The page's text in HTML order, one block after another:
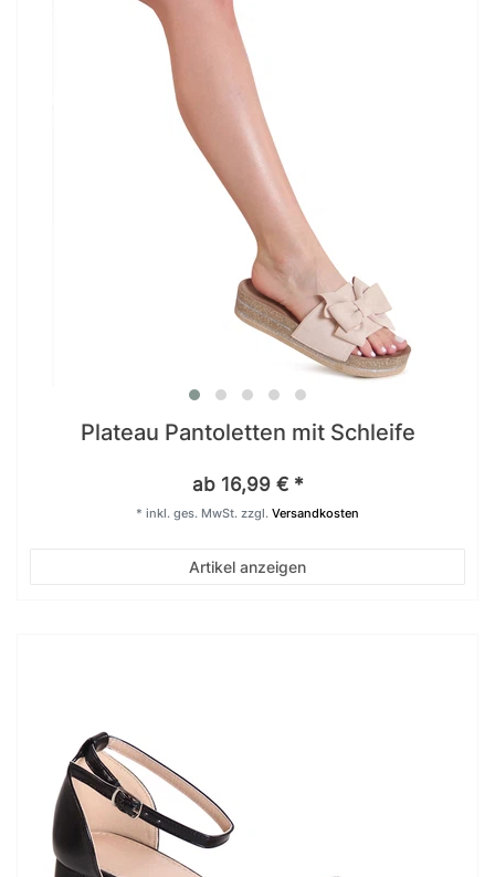
Plateau Pantoletten mit Schleife
ab 16,99 € *
Artikel anzeigen
* inkl. ges. MwSt. zzgl. Versandkosten